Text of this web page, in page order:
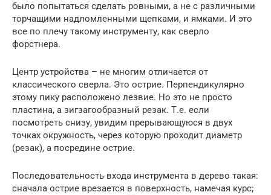
было попытаться сделать ровными, а не с различными
торчащими надломленными щепками, и ямками. И это
все по плечу такому инструменту, как сверло
форстнера.
Центр устройства – не многим отличается от
классического сверла. Это острие. Перпендикулярно
этому пику расположено лезвие. Но это не просто
пластина, а зигзагообразный резак. Т.е. если
посмотреть снизу, увидим прерывающуюся в двух
точках окружность, через которую проходит диаметр
(резак), а посредине острие.
Последовательность входа инструмента в дерево такая:
сначала острие врезается в поверхность, намечая курс;